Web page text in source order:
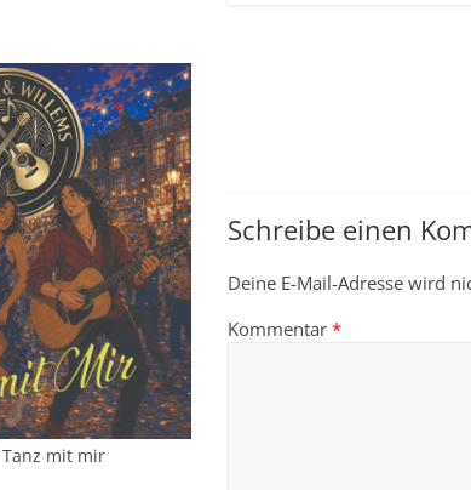
Schreibe einen
Deine E-Mail-Adresse wird
Kommentar *
Tanz mit mir